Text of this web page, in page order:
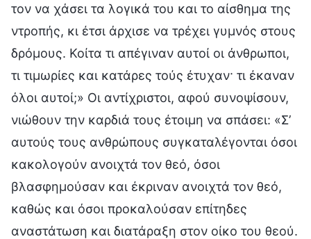
τον να χάσει τα λογικά του και το αίσθημα της
ντροπής, κι έτσι άρχισε να τρέχει γυμνός στους
δρόμους. Κοίτα τι απέγιναν αυτοί οι άνθρωποι,
τι τιμωρίες και κατάρες τούς έτυχαν· τι έκαναν
όλοι αυτοί;» Οι αντίχριστοι, αφού συνοψίσουν,
νιώθουν την καρδιά τους έτοιμη να σπάσει: «Σ’
αυτούς τους ανθρώπους συγκαταλέγονται όσοι
κακολογούν ανοιχτά τον θεό, όσοι
βλασφημούσαν και έκριναν ανοιχτά τον θεό,
καθώς και όσοι προκαλούσαν επίτηδες
αναστάτωση και διατάραξη στον οίκο του θεού.